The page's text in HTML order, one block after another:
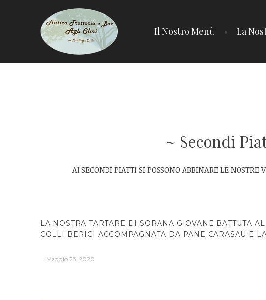
Il Nostro Menù La
Secondi
AI SECONDI PIATTI SI POSSONO ABBINARE LE NOSTRE
LA NOSTRA TARTARE DI SORANA GIOVANE BATTUTA
COLLI BERICI ACCOMPAGNATA DA PANE CARASAU E
Maggio 23, 2020